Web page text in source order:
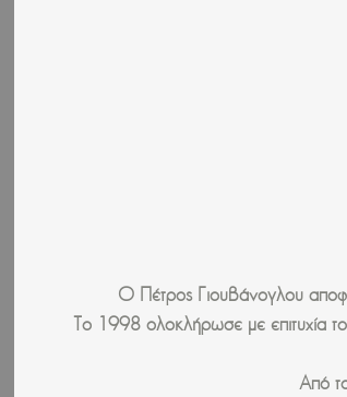
O Πέτρος Γιουβάνογλου
Το 1998 ολοκλήρωσε με επιτυχία
Από